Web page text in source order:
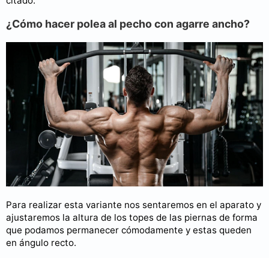
¿Cómo hacer polea al pecho con agarre ancho?
Para realizar esta variante nos sentaremos en el aparato y
ajustaremos la altura de los topes de las piernas de forma
que podamos permanecer cómodamente y estas queden
en ángulo recto.